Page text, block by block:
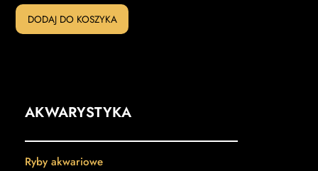
DODAJ DO KOSZYKA
AKWARYSTYKA
Ryby akwariowe